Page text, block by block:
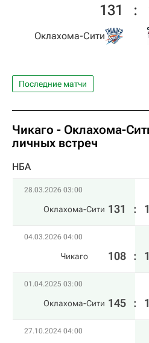
Оклахома-Сити
131 :
Последние матчи
Чикаго - Оклахома-
личных встреч
НБА
28.03.2026 03:00
Оклахома-Сити 131 :
04.03.2026 04:00
Чикаго 108 :
01.04.2025 03:00
Оклахома-Сити 145 :
27.10.2024 04:00